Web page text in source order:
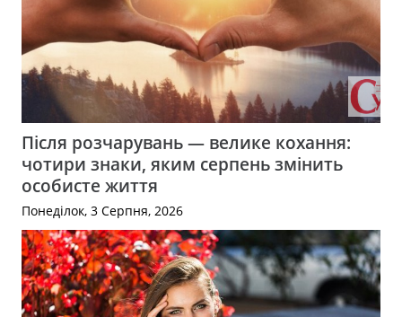
Після розчарувань — велике кохання:
чотири знаки, яким серпень змінить
особисте життя
Понеділок, 3 Серпня, 2026